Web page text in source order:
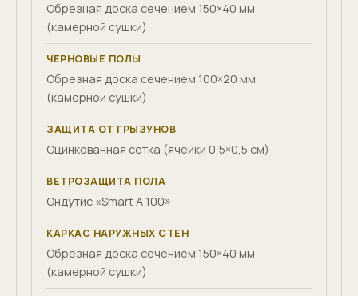
Обрезная доска сечением 150×40 мм
(камерной сушки)
ЧЕРНОВЫЕ ПОЛЫ
Обрезная доска сечением 100×20 мм
(камерной сушки)
ЗАЩИТА ОТ ГРЫЗУНОВ
Оцинкованная сетка (ячейки 0,5×0,5 см)
ВЕТРОЗАЩИТА ПОЛА
Ондутис «Smart A 100»
КАРКАС НАРУЖНЫХ СТЕН
Обрезная доска сечением 150×40 мм
(камерной сушки)